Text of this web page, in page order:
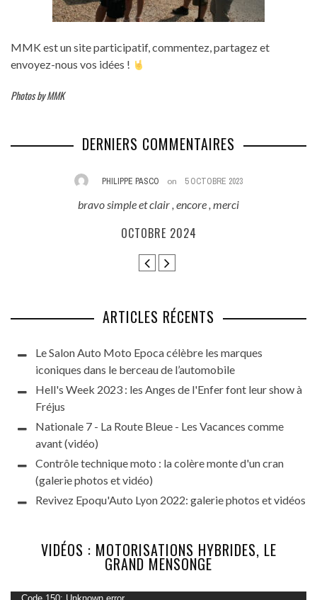
MMK est un site participatif, commentez, partagez et
envoyez-nous vos idées !
Photos by MMK
DERNIERS COMMENTAIRES
PHILIPPE PASCO on 5 OCTOBRE 2023
bravo simple et clair , encore , merci
OCTOBRE 2024
ARTICLES RÉCENTS
Le Salon Auto Moto Epoca célèbre les marques
iconiques dans le berceau de l’automobile
Hell's Week 2023 : les Anges de l'Enfer font leur show à
Fréjus
Nationale 7 - La Route Bleue - Les Vacances comme
avant (vidéo)
Contrôle technique moto : la colère monte d'un cran
(galerie photos et vidéo)
Revivez Epoqu'Auto Lyon 2022: galerie photos et vidéos
VIDÉOS : MOTORISATIONS HYBRIDES, LE
GRAND MENSONGE